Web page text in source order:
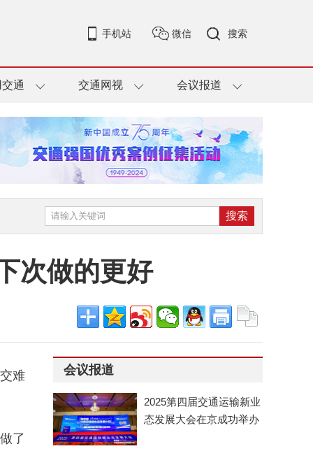
手机站 微信 搜索
通 交通网视 会议报道
次做的更好
难
了
会议报道
2025第四届交通运输新业
态发展大会在京成功举办